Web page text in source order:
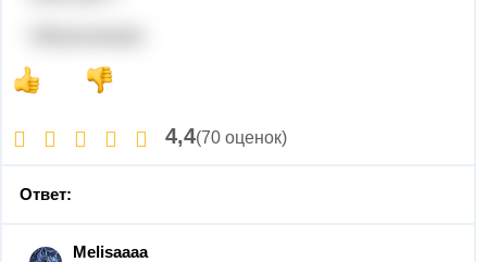
4,4(70 оценок)
Ответ:
Melisaaaa